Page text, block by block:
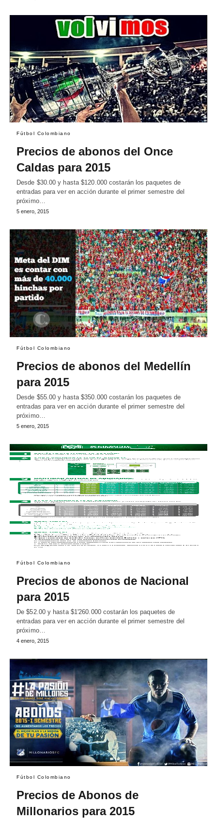
Fútbol Colombiano
Precios de abonos del Once
Caldas para 2015
Desde $30.00 y hasta $120.000 costarán los paquetes de
entradas para ver en acción durante el primer semestre del
próximo…
5 enero, 2015
Fútbol Colombiano
Precios de abonos del Medellín
para 2015
Desde $55.00 y hasta $350.000 costarán los paquetes de
entradas para ver en acción durante el primer semestre del
próximo…
5 enero, 2015
Fútbol Colombiano
Precios de abonos de Nacional
para 2015
De $52.00 y hasta $1'260.000 costarán los paquetes de
entradas para ver en acción durante el primer semestre del
próximo…
4 enero, 2015
Fútbol Colombiano
Precios de Abonos de
Millonarios para 2015